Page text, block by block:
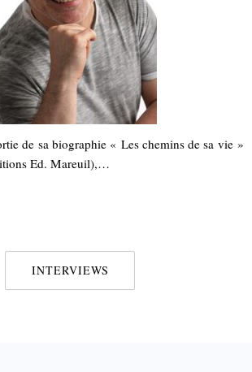
de sa biographie « Les chemins de sa vie »
Ed. Mareuil),…
INTERVIEWS